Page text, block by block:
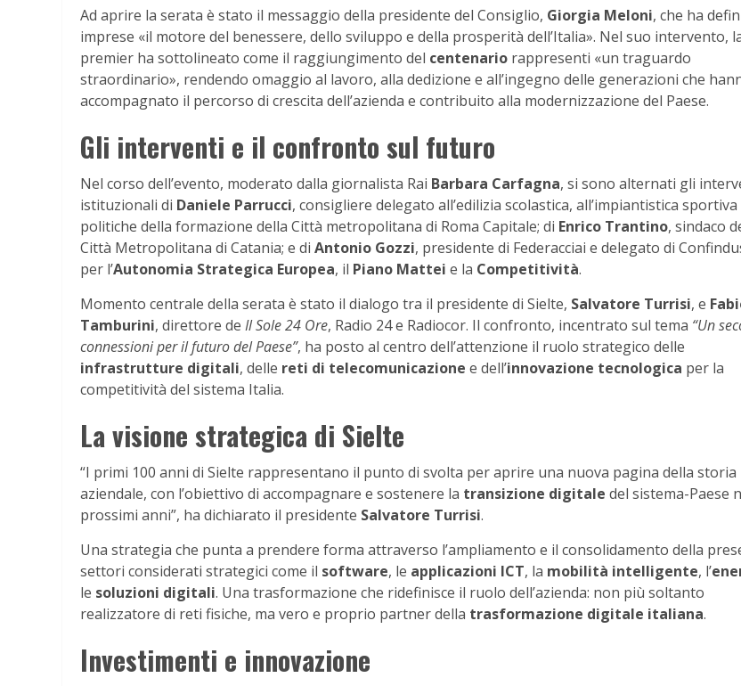
Ad aprire la serata è stato il messaggio della presidente del Consiglio, Giorgia Meloni, che ha
imprese «il motore del benessere, dello sviluppo e della prosperità dell’Italia». Nel suo intervento,
premier ha sottolineato come il raggiungimento del centenario rappresenti «un traguardo
straordinario», rendendo omaggio al lavoro, alla dedizione e all’ingegno delle generazioni che
accompagnato il percorso di crescita dell’azienda e contribuito alla modernizzazione del Paese.
Gli interventi e il confronto sul futuro
Nel corso dell’evento, moderato dalla giornalista Rai Barbara Carfagna, si sono alternati gli
istituzionali di Daniele Parrucci, consigliere delegato all’edilizia scolastica, all’impiantistica sportiva
politiche della formazione della Città metropolitana di Roma Capitale; di Enrico Trantino, sindaco
Città Metropolitana di Catania; e di Antonio Gozzi, presidente di Federacciai e delegato di
per l’Autonomia Strategica Europea, il Piano Mattei e la Competitività.
Momento centrale della serata è stato il dialogo tra il presidente di Sielte, Salvatore Turrisi, e
Tamburini, direttore de Il Sole 24 Ore, Radio 24 e Radiocor. Il confronto, incentrato sul tema “Un
connessioni per il futuro del Paese”, ha posto al centro dell’attenzione il ruolo strategico delle
infrastrutture digitali, delle reti di telecomunicazione e dell’innovazione tecnologica per la
competitività del sistema Italia.
La visione strategica di Sielte
“I primi 100 anni di Sielte rappresentano il punto di svolta per aprire una nuova pagina della storia
aziendale, con l’obiettivo di accompagnare e sostenere la transizione digitale del sistema-Paese
prossimi anni”, ha dichiarato il presidente Salvatore Turrisi.
Una strategia che punta a prendere forma attraverso l’ampliamento e il consolidamento della
settori considerati strategici come il software, le applicazioni ICT, la mobilità intelligente, l’
le soluzioni digitali. Una trasformazione che ridefinisce il ruolo dell’azienda: non più soltanto
realizzatore di reti fisiche, ma vero e proprio partner della trasformazione digitale italiana.
Investimenti e innovazione